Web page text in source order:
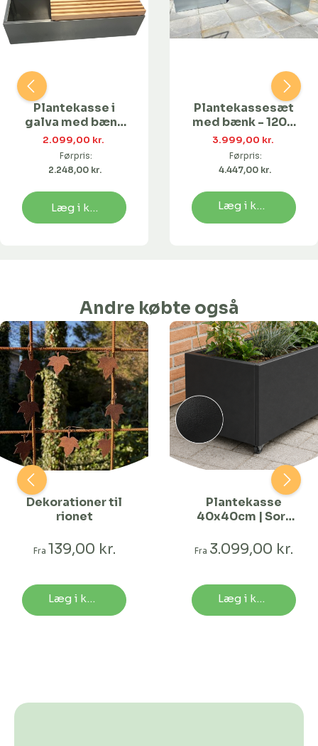
Plantekasse i
galva med bænk
| 120x40x25
2.099,00 kr.
Førpris:
2.248,00 kr.
Læg i kurv
Plantekassesæt
med bænk - 120 x
40 & 80 x 40 i
galvaniseret
stål
3.999,00 kr.
Førpris:
4.447,00 kr.
Læg i kurv
Andre købte også
Dekorationer til
rionet
Fra 139,00 kr.
Læg i kurv
Plantekasse
40x40cm | Sort
længder
Fra 3.099,00 kr.
Læg i kurv